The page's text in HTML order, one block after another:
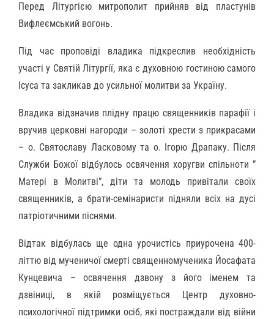
Перед Літургією митрополит прийняв від пластунів
Вифлеємський вогонь.
Під час проповіді владика підкреслив необхідність
участі у Святій Літургії, яка є духовною гостиною самого
Ісуса та закликав до усильної молитви за Україну.
Владика відзначив плідну працю священників парафії і
вручив церковні нагороди – золоті хрести з прикрасами
– о. Святославу Ласковому та о. Ігорю Драпаку. Після
Служби Божої відбулось освячення хоругви спільноти ”
Матері в Молитві”, діти та молодь привітали своїх
священників, а брати-семінаристи підняли всіх на дусі
патріотичними піснями.
Відтак відбулась ще одна урочистісь приурочена 400-
літтю від мученичої смерті священномученика Йосафата
Кунцевича – освячення дзвону з його іменем та
дзвіниці, в якій розміщується Центр духовно-
психологічної підтримки осіб, які постраждали від війни